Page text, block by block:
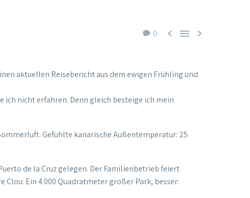
0   
aktuellen Reisebericht aus dem ewigen Frühling und
ich nicht erfahren. Denn gleich besteige ich mein
Gefühlte kanarische Außentemperatur: 25
de la Cruz gelegen. Der Familienbetrieb feiert
Ein 4.000 Quadratmeter großer Park, besser: